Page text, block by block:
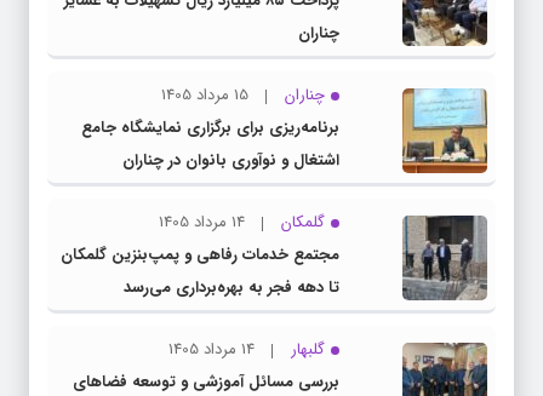
چناران
چناران
15 مرداد 1405
برنامه‌ریزی برای برگزاری نمایشگاه جامع
اشتغال و نوآوری بانوان در چناران
گلمکان
14 مرداد 1405
مجتمع خدمات رفاهی و پمپ‌بنزین گلمکان
تا دهه فجر به بهره‌برداری می‌رسد
گلبهار
14 مرداد 1405
بررسی مسائل آموزشی و توسعه فضاهای